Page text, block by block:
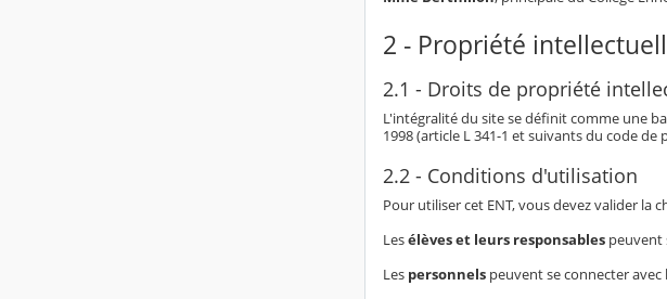
2 - Propriété
2.1 - Droits de propriété
L'intégralité du site se définit comme une
1998 (article L 341-1 et suivants du code
2.2 - Conditions d'utilisation
Pour utiliser cet ENT, vous devez valider
Lesélèves et leurs responsables peuvent
Les personnels peuvent se connecter avec